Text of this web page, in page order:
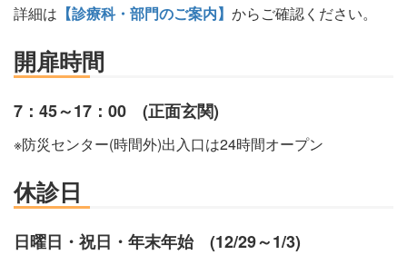
詳細は 【診療科・部門のご案内】 からご確認ください。
開扉時間
7：45～17：00 (正面玄関)
※防災センター(時間外)出入口は24時間オープン
休診日
日曜日・祝日・年末年始 (12/29～1/3)